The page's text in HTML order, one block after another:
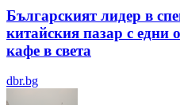
Българският лидер в
китайския пазар с едни
кафе в света
dbr.bg